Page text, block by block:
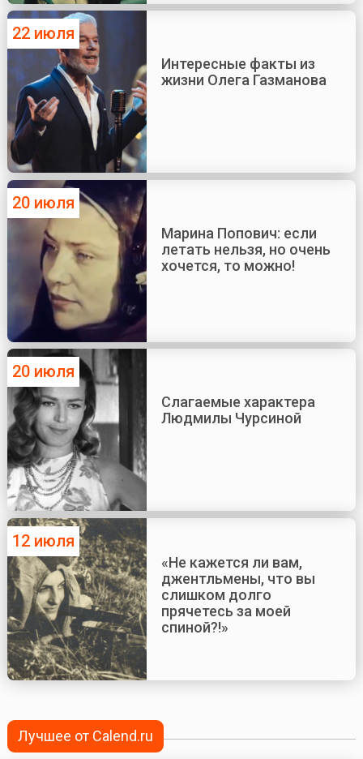
22 июля
Интересные факты из
жизни Олега Газманова
20 июля
Марина Попович: если
летать нельзя, но очень
хочется, то можно!
20 июля
Слагаемые характера
Людмилы Чурсиной
12 июля
«Не кажется ли вам,
джентльмены, что вы
слишком долго
прячетесь за моей
спиной?!»
Лучшее от Calend.ru